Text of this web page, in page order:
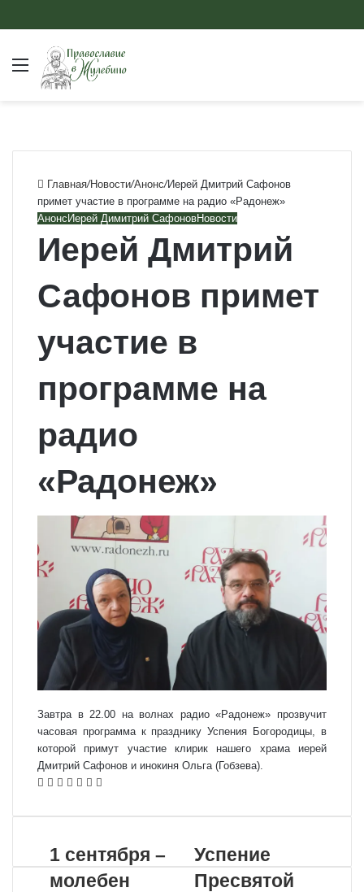
Меню
Главная/Новости/Анонс/Иерей Дмитрий Сафонов
примет участие в программе на радио «Радонеж»
Анонс Иерей Димитрий СафоновНовости
Иерей Дмитрий
Сафонов примет
участие в
программе на
радио
«Радонеж»
Завтра в 22.00 на волнах радио «Радонеж» прозвучит
часовая программа к празднику Успения Богородицы, в
которой примут участие клирик нашего храма иерей
Дмитрий Сафонов и инокиня Ольга (Гобзева).
VKontakte
Odnoklassniki
WhatsApp
Telegram
ViberПоделиться
почте
1 сентября –
молебен
Успение
Пресвятой